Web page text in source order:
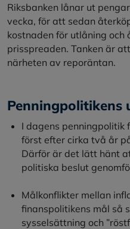
Riksbanken lånar ut
vecka, för att sedan
kostnaden för utlåning och
prisspreaden. Tanken är
närheten av reporäntan.
Penningpolitikens
I dagens
först efter cirka två år
Därför är det lätt hänt
politiska beslut
Målkonflikter mellan
finanspolitikens mål så
sysselsättning och